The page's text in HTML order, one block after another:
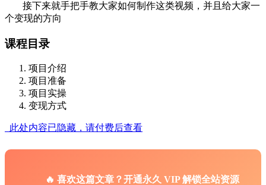
接下来就手把手教大家如何制作这类视频，并且给大家一
个变现的方向
课程目录
项目介绍
项目准备
项目实操
变现方式
此处内容已隐藏，请付费后查看
🔥 喜欢这篇文章？开通永久 VIP 解锁全站资源